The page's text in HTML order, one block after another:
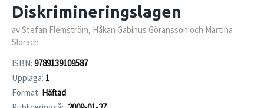
Diskrimineringslagen
av Stefan Flemström, Håkan Gabinus Göransson och Martina
Slorach
ISBN: 9789139109587
Upplaga: 1
Format: Häftad